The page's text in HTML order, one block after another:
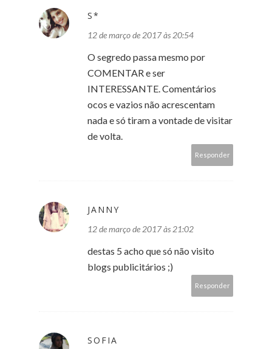
S*
12 de março de 2017 às 20:54
O segredo passa mesmo por
COMENTAR e ser
INTERESSANTE. Comentários
ocos e vazios não acrescentam
nada e só tiram a vontade de visitar
de volta.
Responder
JANNY
12 de março de 2017 às 21:02
destas 5 acho que só não visito
blogs publicitários ;)
Responder
SOFIA